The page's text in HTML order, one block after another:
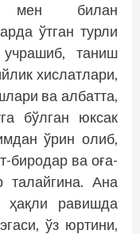
мен билан
ўтган турли
таниш
хислатлари,
ва албатта,
бўлган юксак
ўрин олиб,
биродар ва оға-
талайгина. Ана
ҳақли равишда
ўз юртини,